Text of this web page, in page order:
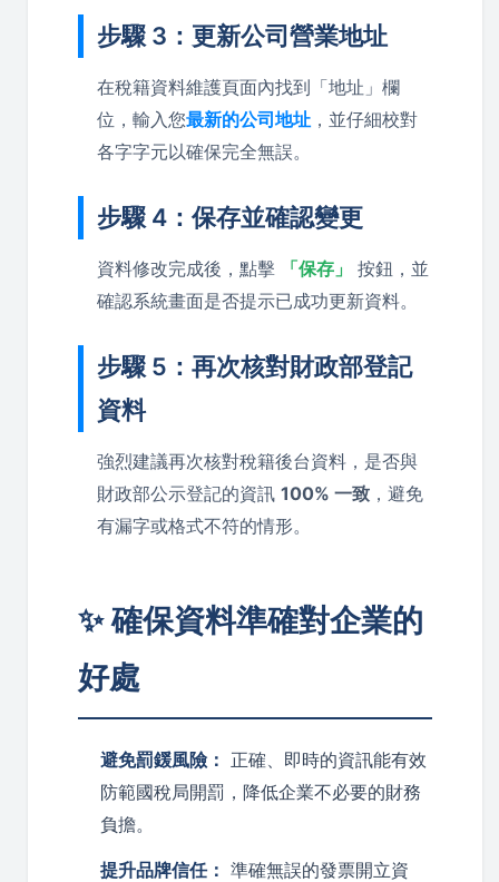
步驟 3：更新公司營業地址
在稅籍資料維護頁面內找到「地址」欄
位，輸入您最新的公司地址 ，並仔細校對
各字字元以確保完全無誤。
步驟 4：保存並確認變更
資料修改完成後，點擊 「保存」
按鈕，並
確認系統畫面是否提示已成功更新資料。
步驟 5：再次核對財政部登記
資料
強烈建議再次核對稅籍後台資料，是否與
財政部公示登記的資訊 100% 一致 ，避免
有漏字或格式不符的情形。
✨ 確保資料準確對企業的
好處
避免罰鍰風險： 正確、即時的資訊能有效
防範國稅局開罰，降低企業不必要的財務
負擔。
提升品牌信任： 準確無誤的發票開立資